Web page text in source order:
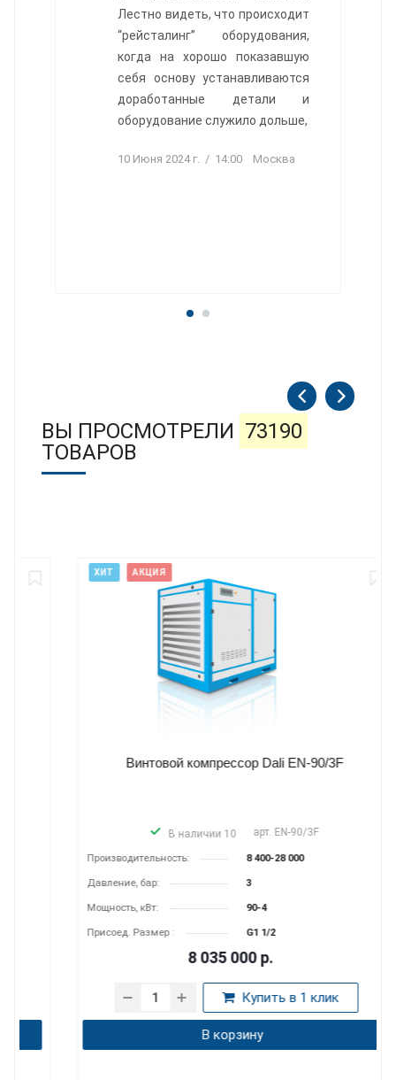
Лестно видеть, что происходит
“рейсталинг” оборудования,
когда на хорошо показавшую
себя основу устанавливаются
доработанные детали и
оборудование служило дольше,
10 Июня 2024 г. / 14:00 Москва
ВЫ ПРОСМОТРЕЛИ 73190
ТОВАРОВ
АКЦИЯ
Винтовой компрессор Dali EN-90/3F
В наличии 10 арт. EN-90/3F
Производитель­ность: 8 400-28 000
Давление, бар: 3
Мощность, кВт: 90-4
Присоед. Размер : G1 1/2
8 035 000р.
Купить в 1 клик
В корзину